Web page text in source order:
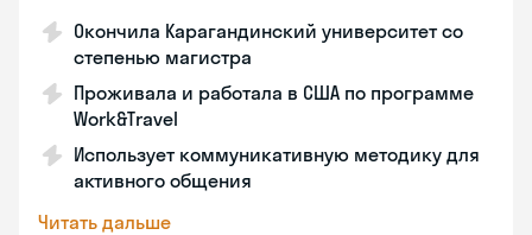
Окончила Карагандинский университет со
степенью магистра
Проживала и работала в США по программе
Work&Travel
Использует коммуникативную методику для
активного общения
Читать дальше